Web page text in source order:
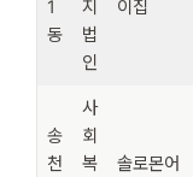
1
동
지
법
인
이집
송
천
사
회
복
솔로몬어